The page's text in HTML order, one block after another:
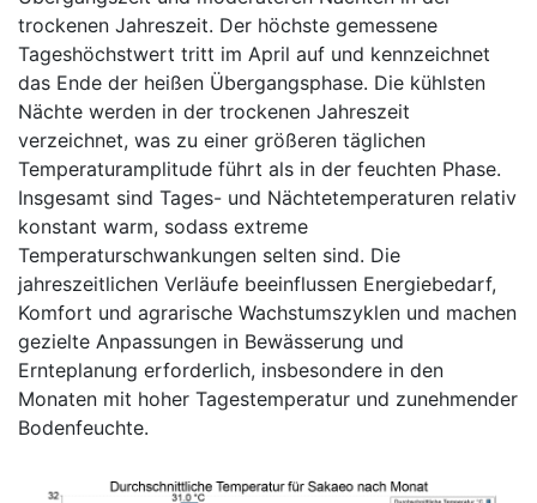
trockenen Jahreszeit. Der höchste gemessene
Tageshöchstwert tritt im April auf und kennzeichnet
das Ende der heißen Übergangsphase. Die kühlsten
Nächte werden in der trockenen Jahreszeit
verzeichnet, was zu einer größeren täglichen
Temperaturamplitude führt als in der feuchten Phase.
Insgesamt sind Tages- und Nächtetemperaturen relativ
konstant warm, sodass extreme
Temperaturschwankungen selten sind. Die
jahreszeitlichen Verläufe beeinflussen Energiebedarf,
Komfort und agrarische Wachstumszyklen und machen
gezielte Anpassungen in Bewässerung und
Ernteplanung erforderlich, insbesondere in den
Monaten mit hoher Tagestemperatur und zunehmender
Bodenfeuchte.